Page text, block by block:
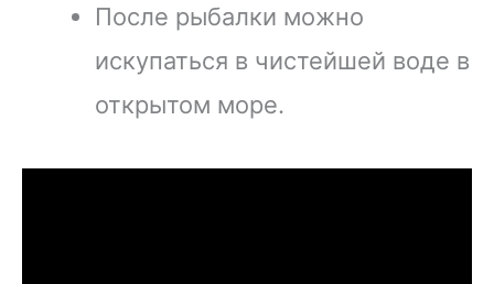
После рыбалки можно
искупаться в чистейшей воде в
открытом море.